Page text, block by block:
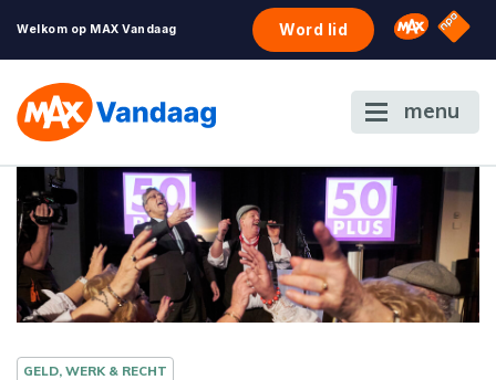
Welkom op MAX Vandaag Word lid Omroep
NPO
menu
GELD, WERK & RECHT